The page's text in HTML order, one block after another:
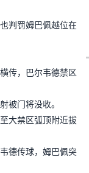
判罚姆巴佩越位在
传，巴尔韦德禁区
被门将没收。
大禁区弧顶附近拔
德传球，姆巴佩突